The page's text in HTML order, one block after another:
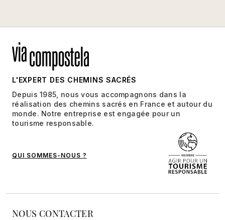
L'EXPERT DES CHEMINS SACRÉS
Depuis 1985, nous vous accompagnons dans la
réalisation des chemins sacrés en France et autour du
monde. Notre entreprise est engagée pour un
tourisme responsable.
QUI SOMMES-NOUS ?
NOUS CONTACTER